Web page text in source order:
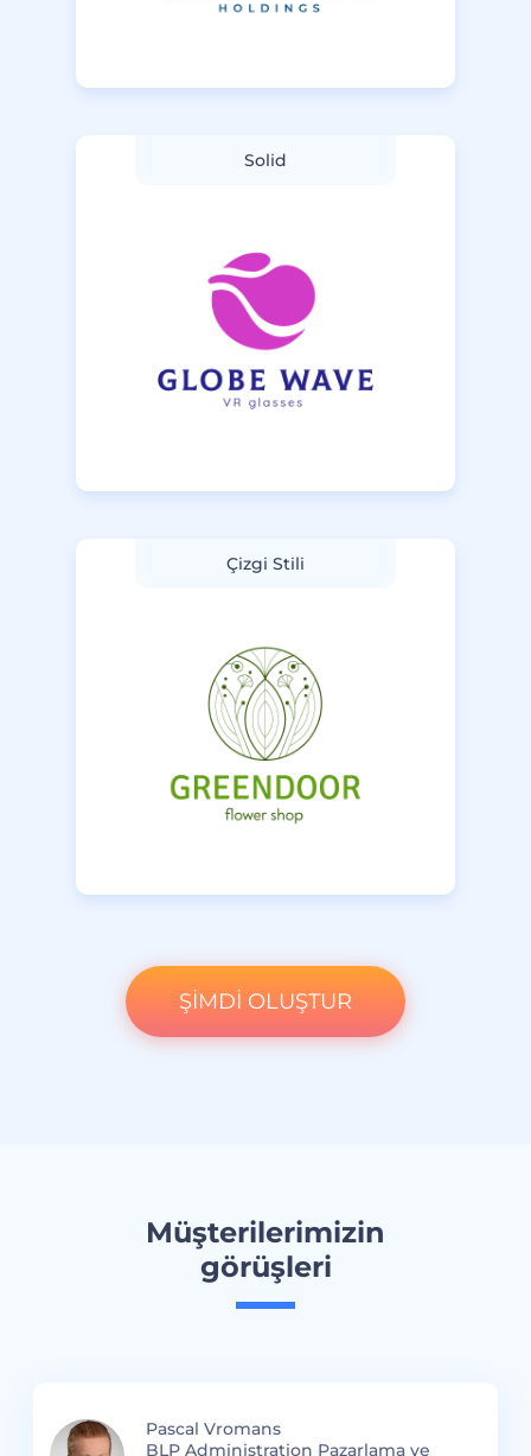
Solid
Çizgi Stili
ŞİMDİ OLUŞTUR
Müşterilerimizin
görüşleri
Pascal Vromans
BLP Administration Pazarlama ve